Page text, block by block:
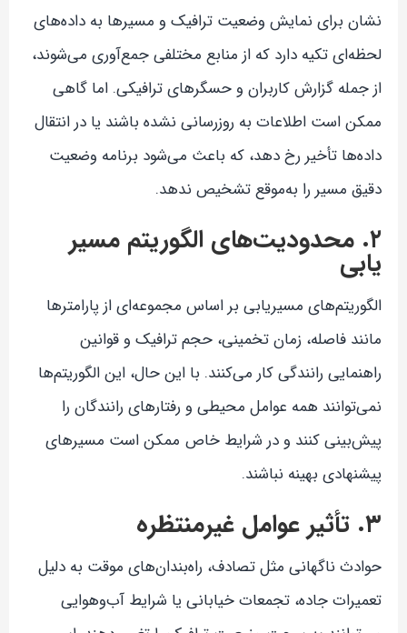
نشان برای نمایش وضعیت ترافیک و مسیرها به داده‌های
لحظه‌ای تکیه دارد که از منابع مختلفی جمع‌آوری می‌شوند،
از جمله گزارش کاربران و حسگرهای ترافیکی. اما گاهی
ممکن است اطلاعات به روزرسانی نشده باشند یا در انتقال
داده‌ها تأخیر رخ دهد، که باعث می‌شود برنامه وضعیت
دقیق مسیر را به‌موقع تشخیص ندهد.
۲. محدودیت‌های الگوریتم مسیر
یابی
الگوریتم‌های مسیریابی بر اساس مجموعه‌ای از پارامترها
مانند فاصله، زمان تخمینی، حجم ترافیک و قوانین
راهنمایی رانندگی کار می‌کنند. با این حال، این الگوریتم‌ها
نمی‌توانند همه عوامل محیطی و رفتارهای رانندگان را
پیش‌بینی کنند و در شرایط خاص ممکن است مسیرهای
پیشنهادی بهینه نباشند.
۳. تأثیر عوامل غیرمنتظره
حوادث ناگهانی مثل تصادف، راه‌بندان‌های موقت به دلیل
تعمیرات جاده، تجمعات خیابانی یا شرایط آب‌وهوایی